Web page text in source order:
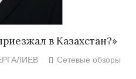
в Казахстан?»
Сетевые обзоры